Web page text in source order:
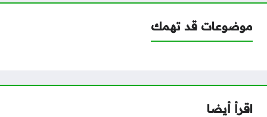
موضوعات قد تهمك
اقرأ أيضا